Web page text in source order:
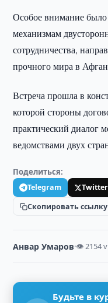
Особое внимание было
механизмам
сотрудничества,
прочного мира в
Встреча прошла в
которой стороны
практический диалог
ведомствами двух
Поделиться:
Telegram
Скопировать ссылку
Анвар Умаров·👁 2154
Будьте в